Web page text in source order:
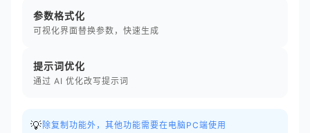
参数格式化
可视化界面替换参数，快速生成
提示词优化
通过 AI 优化改写提示词
💡 除复制功能外，其他功能需要在电脑PC端使用